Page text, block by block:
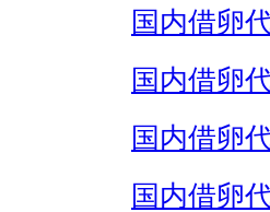
国内借卵
国内借卵
国内借卵
国内借卵